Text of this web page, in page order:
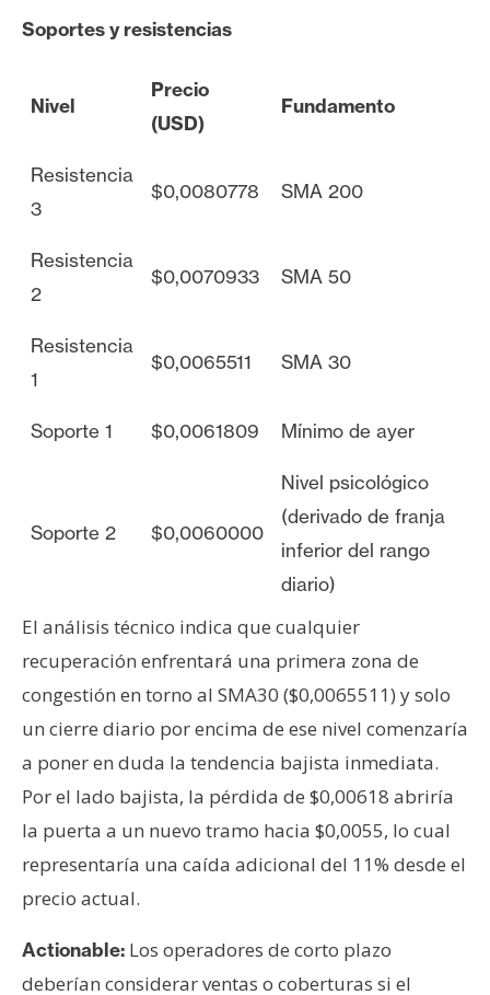
Soportes y resistencias
Nivel
Precio
(USD)
Fundamento
Resistencia
3
$0,0080778 SMA 200
Resistencia
2
$0,0070933 SMA 50
Resistencia
1
$0,0065511 SMA 30
Soporte 1 $0,0061809 Mínimo de ayer
Soporte 2 $0,0060000
Nivel psicológico
(derivado de franja
inferior del rango
diario)
El análisis técnico indica que cualquier
recuperación enfrentará una primera zona de
congestión en torno al SMA30 ($0,0065511) y solo
un cierre diario por encima de ese nivel comenzaría
a poner en duda la tendencia bajista inmediata.
Por el lado bajista, la pérdida de $0,00618 abriría
la puerta a un nuevo tramo hacia $0,0055, lo cual
representaría una caída adicional del 11% desde el
precio actual.
Actionable: Los operadores de corto plazo
deberían considerar ventas o coberturas si el